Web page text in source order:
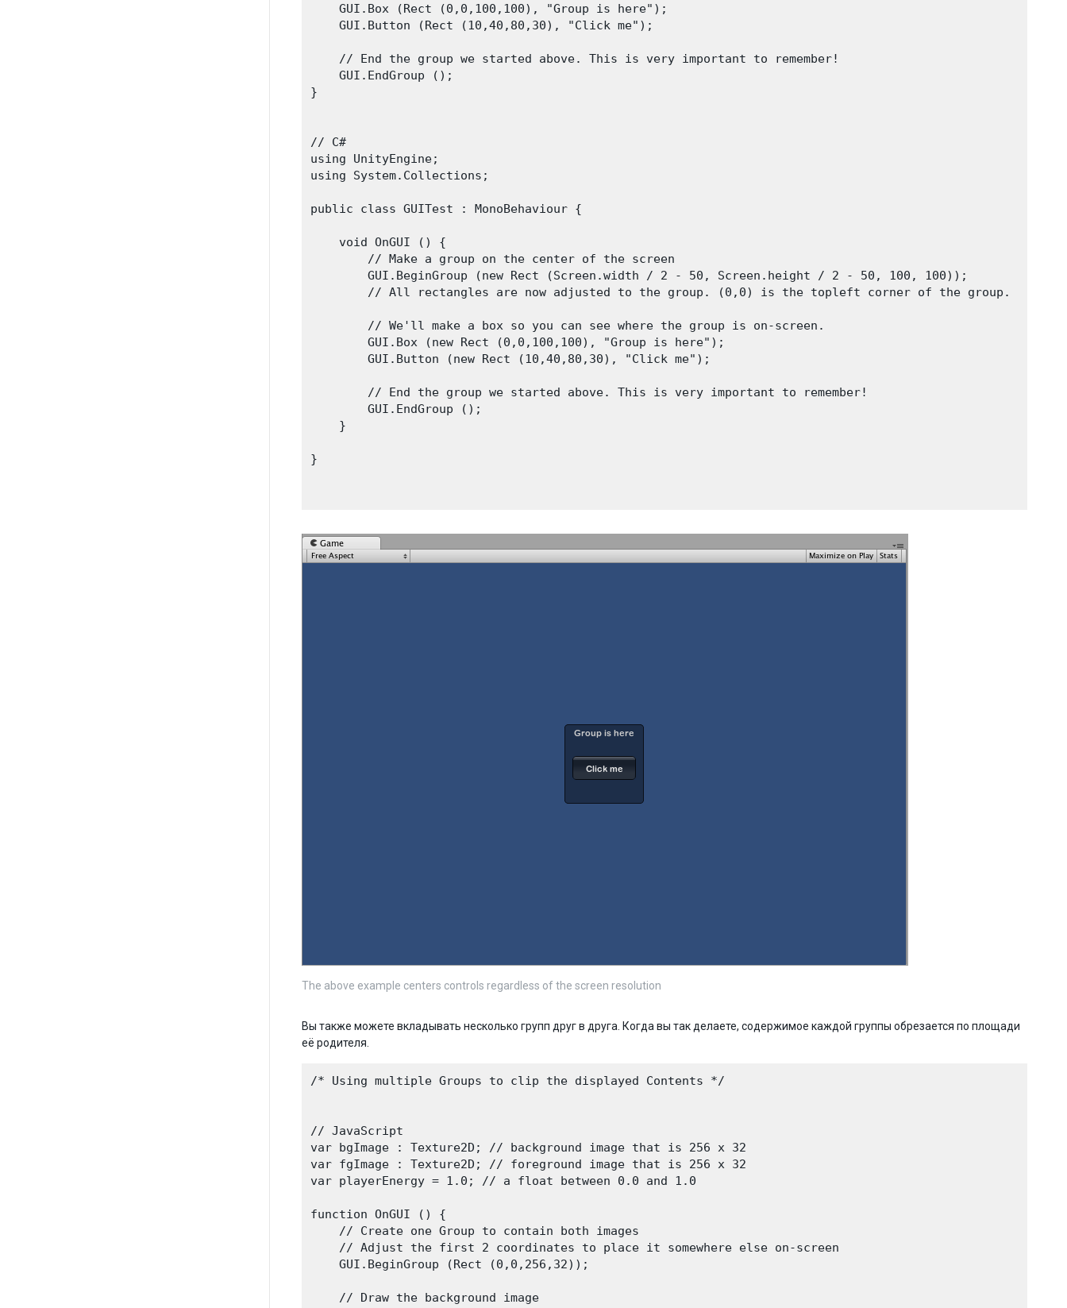
    GUI.Box (Rect (0,0,100,100), "Group is here");
    GUI.Button (Rect (10,40,80,30), "Click me");
    // End the group we started above. This is very important to remember!
    GUI.EndGroup ();
}
// C#
using UnityEngine;
using System.Collections;
public class GUITest : MonoBehaviour {
    void OnGUI () {
        // Make a group on the center of the screen
        GUI.BeginGroup (new Rect (Screen.width / 2 - 50, Screen.height / 2 - 50, 100, 100));
        // All rectangles are now adjusted to the group. (0,0) is the topleft corner of the group.
        // We'll make a box so you can see where the group is on-screen.
        GUI.Box (new Rect (0,0,100,100), "Group is here");
        GUI.Button (new Rect (10,40,80,30), "Click me");
        // End the group we started above. This is very important to remember!
        GUI.EndGroup ();
    }
}
The above example centers controls regardless of the screen resolution
Вы также можете вкладывать несколько групп друг в друга. Когда вы так делаете, содержимое каждой группы обрезается по площади
её родителя.
/* Using multiple Groups to clip the displayed Contents */
// JavaScript
var bgImage : Texture2D; // background image that is 256 x 32
var fgImage : Texture2D; // foreground image that is 256 x 32
var playerEnergy = 1.0; // a float between 0.0 and 1.0
function OnGUI () {
    // Create one Group to contain both images
    // Adjust the first 2 coordinates to place it somewhere else on-screen
    GUI.BeginGroup (Rect (0,0,256,32));
    // Draw the background image